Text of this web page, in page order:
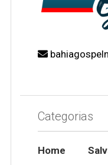
Categorias
Home